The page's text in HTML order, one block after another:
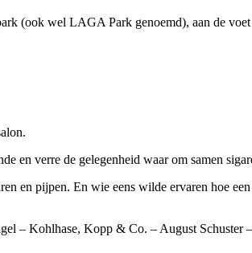
(ook wel LAGA Park genoemd), aan de
en verre de gelegenheid waar om samen
en pijpen. En wie eens wilde ervaren hoe
– Kohlhase, Kopp & Co. – August